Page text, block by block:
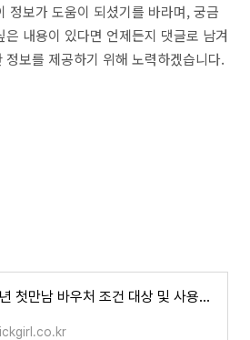
정보가 도움이 되셨기를 바라며, 궁금
내용이 있다면 언제든지 댓글로 남겨
보를 제공하기 위해 노력하겠습니다.
2024년 첫만남 바우처 조건 대상 및 사용처 알아보기